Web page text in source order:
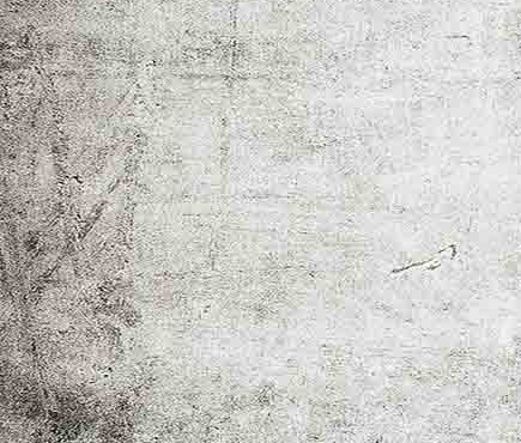
Captura de pantalla 2018-04-21 a les 20.23.21